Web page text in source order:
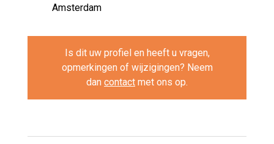
Amsterdam
Is dit uw profiel en heeft u vragen,
opmerkingen of wijzigingen? Neem
dan contact met ons op.